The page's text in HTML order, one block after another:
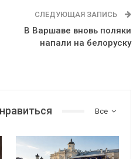
СЛЕДУЮЩАЯ ЗАПИСЬ
В Варшаве вновь поляки
напали на белоруску
Все